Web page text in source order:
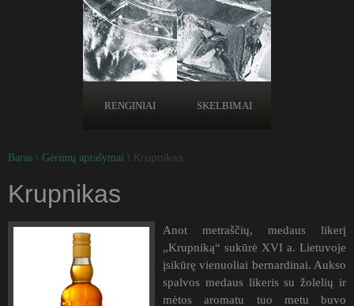
RENGINIAI SKELBIMAI
Baras \ Gėrimų aprašymai \ Krupnikas
Krupnikas
Anot metraščių, medaus likerį
„Krupniką“ sukūrė XVI a. Lietuvoje
įsikūrę vienuoliai bernardinai. Aukso
spalvos medaus likeris su žolelių ir
mėtos aromatu tuo metu buvo